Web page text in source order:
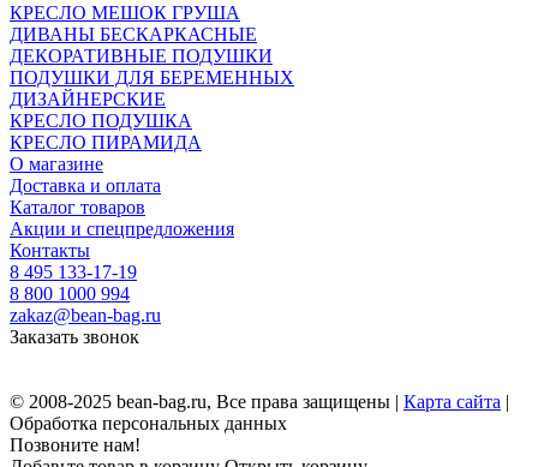
КРЕСЛО МЕШОК ГРУША
ДИВАНЫ БЕСКАРКАСНЫЕ
ДЕКОРАТИВНЫЕ ПОДУШКИ
ПОДУШКИ ДЛЯ БЕРЕМЕННЫХ
ДИЗАЙНЕРСКИЕ
КРЕСЛО ПОДУШКА
КРЕСЛО ПИРАМИДА
О магазине
Доставка и оплата
Каталог товаров
Акции и спецпредложения
Контакты
8 495 133-17-19
8 800 1000 994
zakaz@bean-bag.ru
Заказать звонок
© 2008-2025 bean-bag.ru, Все права защищены | Карта сайта |
Обработка персональных данных
Позвоните нам!